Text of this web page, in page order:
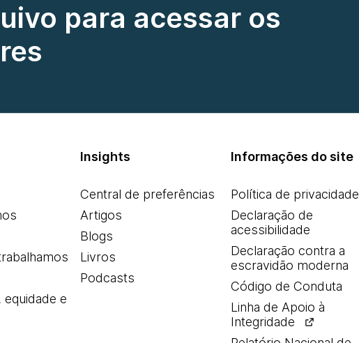
para acessar os
equidade e
Insights
Central de preferências
Artigos
Blogs
Livros
Podcasts
Informações do site
Política de privacidade
Declaração de
acessibilidade
Declaração contra a
escravidão moderna
Código de Conduta
Linha de Apoio à
Integridade